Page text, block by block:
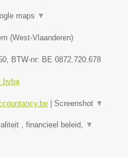
maps ▼
(West-Vlaanderen)
, BTW-nr: BE 0872.720.678
bvba
Screenshot ▼
, financieel beleid, ▼